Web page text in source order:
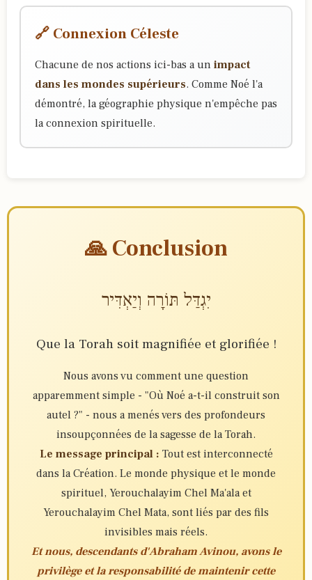
🔗 Connexion Céleste
Chacune de nos actions ici-bas a un impact
dans les mondes supérieurs. Comme Noé l'a
démontré, la géographie physique n'empêche pas
la connexion spirituelle.
🙏 Conclusion
יִגְדַּל תּוֹרָה וְיַאְדִּיר
Que la Torah soit magnifiée et glorifiée !
Nous avons vu comment une question
apparemment simple - "Où Noé a-t-il construit son
autel ?" - nous a menés vers des profondeurs
insoupçonnées de la sagesse de la Torah.
Le message principal : Tout est interconnecté
dans la Création. Le monde physique et le monde
spirituel, Yerouchalayim Chel Ma'ala et
Yerouchalayim Chel Mata, sont liés par des fils
invisibles mais réels.
Et nous, descendants d'Abraham Avinou, avons le
privilège et la responsabilité de maintenir cette